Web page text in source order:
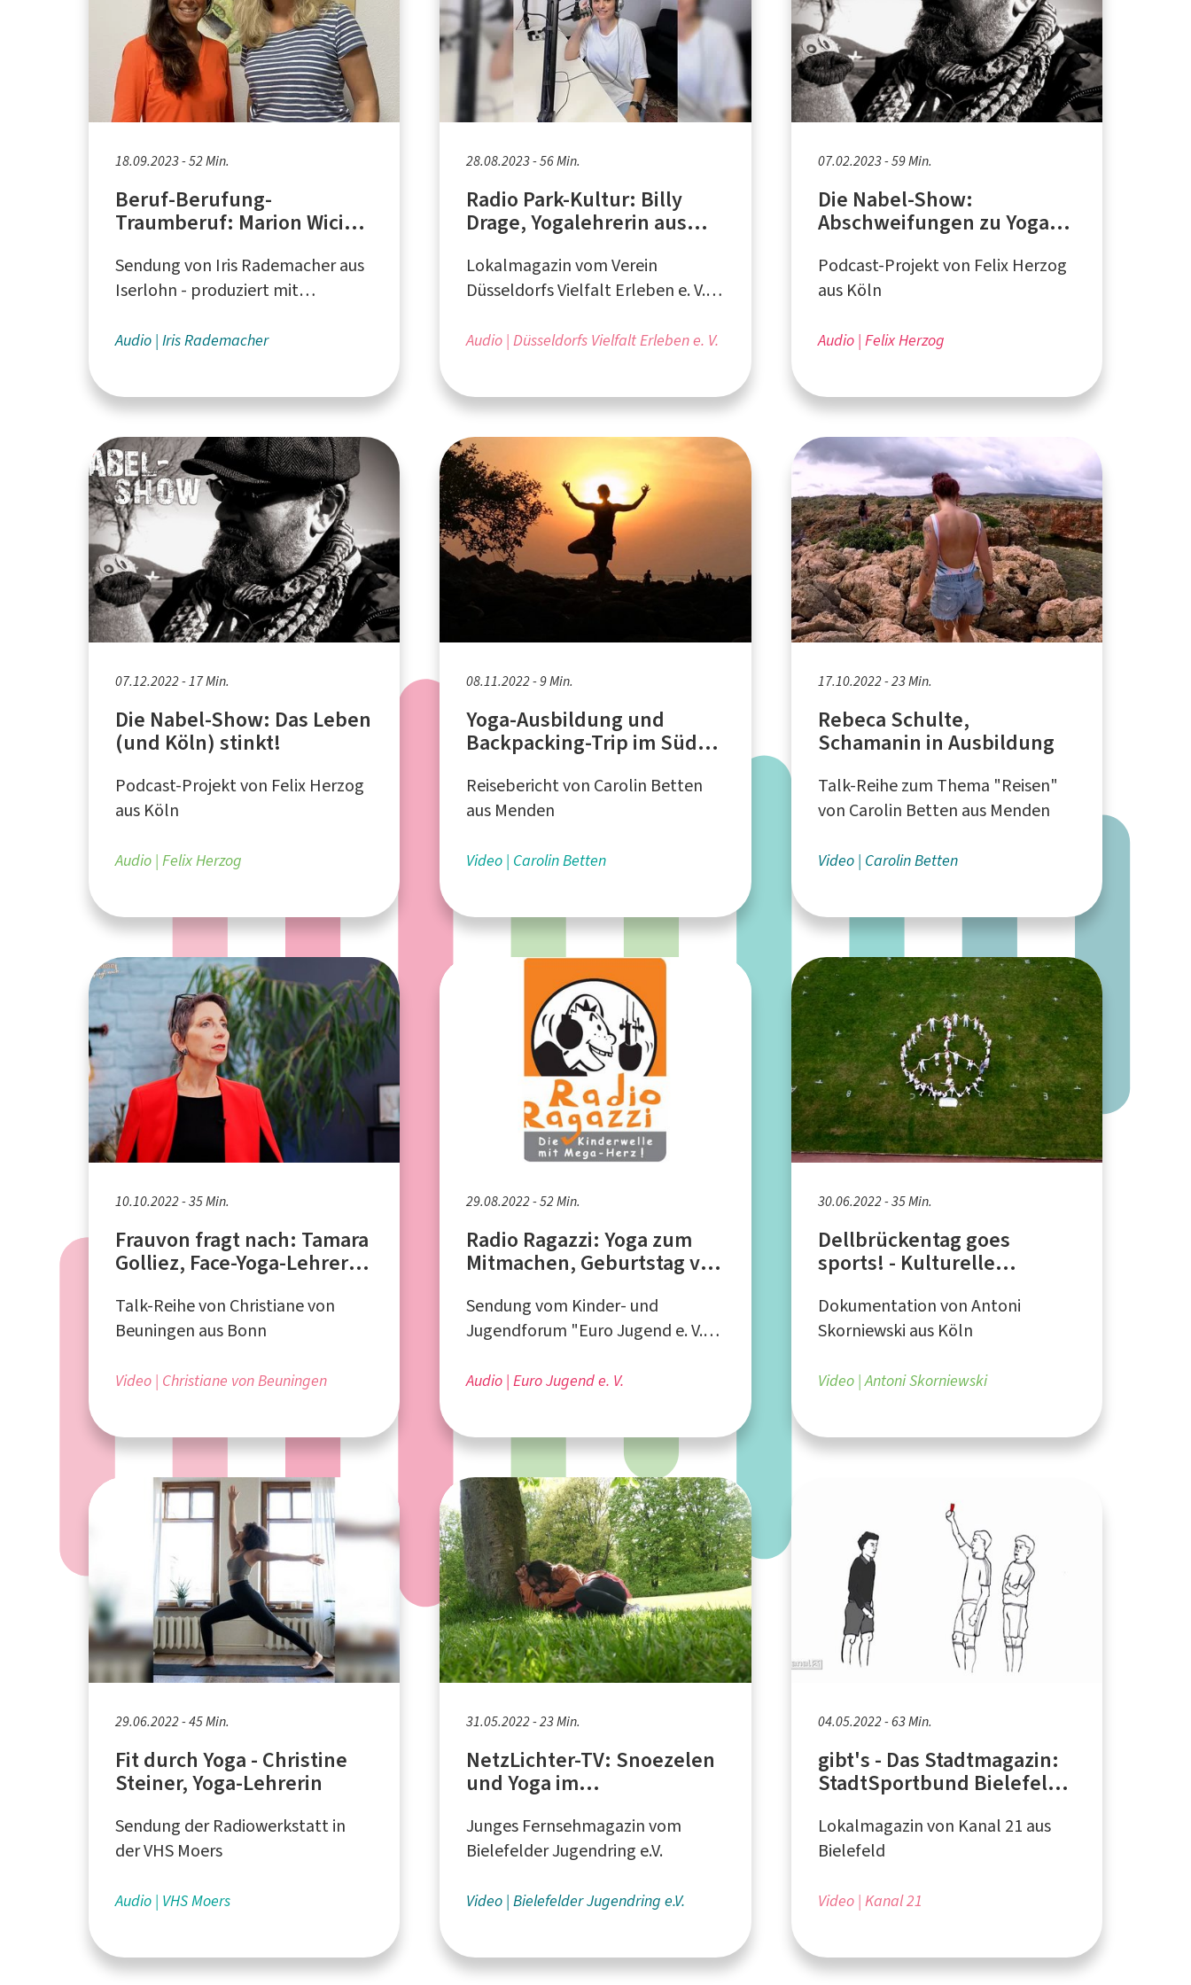
18.09.2023 - 52 Min.
Beruf-Berufung-
Traumberuf: Marion Wiciß
Seminarhaus für
ganzheitliche Gesundheit
Sendung von Iris Rademacher aus
Iserlohn - produziert mit
Lokalfunk Iserlohn (FÖLOK) e. V.
Audio Iris Rademacher
28.08.2023 - 56 Min.
Radio Park-Kultur: Billy
Drage, Yogalehrerin aus
Lokalmagazin vom Verein
Düsseldorfs Vielfalt Erleben e. V. -
Düsseldorf
Audio Düsseldorfs Vielfalt Erleben e. V.
07.02.2023 - 59 Min.
Die Nabel-Show:
Abschweifungen zu Yoga,
Podcast-Projekt von Felix Herzog
aus Köln
Audio Felix Herzog
07.12.2022 - 17 Min.
Die Nabel-Show: Das Leben
(und Köln) stinkt!
Podcast-Projekt von Felix Herzog
aus Köln
Audio Felix Herzog
08.11.2022 - 9 Min.
Yoga-Ausbildung und
Backpacking-Trip im Süden
Reisebericht von Carolin Betten
aus Menden
Video Carolin Betten
17.10.2022 - 23 Min.
Rebeca Schulte,
Schamanin in Ausbildung
Talk-Reihe zum Thema "Reisen"
von Carolin Betten aus Menden
Video Carolin Betten
10.10.2022 - 35 Min.
Frauvon fragt nach: Tamara
Golliez, Face-Yoga-Lehrerin
Talk-Reihe von Christiane von
Beuningen aus Bonn
Video Christiane von Beuningen
29.08.2022 - 52 Min.
Radio Ragazzi: Yoga zum
Mitmachen, Geburtstag von
Sendung vom Kinder- und
Jugendforum "Euro Jugend e. V."
Audio Euro Jugend e. V.
30.06.2022 - 35 Min.
Dellbrückentag goes
sports! - Kulturelle
2022
Dokumentation von Antoni
Skorniewski aus Köln
Video Antoni Skorniewski
29.06.2022 - 45 Min.
Fit durch Yoga - Christine
Steiner, Yoga-Lehrerin
Sendung der Radiowerkstatt in
der VHS Moers
Audio VHS Moers
31.05.2022 - 23 Min.
NetzLichter-TV: Snoezelen
und Yoga im
KiJu Kreativmarkt in Brake
Junges Fernsehmagazin vom
Bielefelder Jugendring e.V.
Video Bielefelder Jugendring e.V.
04.05.2022 - 63 Min.
gibt's - Das Stadtmagazin:
StadtSportbund Bielefeld,
Hermannslauf 2022
Lokalmagazin von Kanal 21 aus
Bielefeld
Video Kanal 21